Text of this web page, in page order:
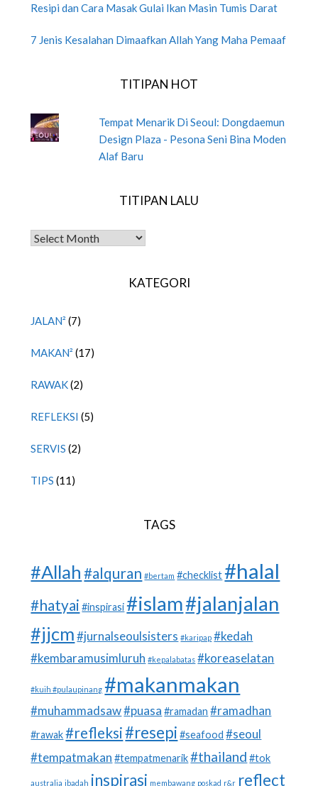
Resipi dan Cara Masak Gulai Ikan Masin Tumis Darat
7 Jenis Kesalahan Dimaafkan Allah Yang Maha Pemaaf
TITIPAN HOT
Tempat Menarik Di Seoul: Dongdaemun
Design Plaza - Pesona Seni Bina Moden
Alaf Baru
TITIPAN LALU
TITIPAN LALU
KATEGORI
JALAN² (7)
MAKAN² (17)
RAWAK(2)
REFLEKSI (5)
SERVIS (2)
TIPS (11)
TAGS
#Allah #alquran #bertam #checklist #halal
#hatyai #inspirasi #islam#jalanjalan
#jjcm #jurnalseoulsisters #karipap #kedah
#kembaramusimluruh #kepalabatas #koreaselatan
#kuih #pulaupinang #makanmakan
#muhammadsaw#puasa #ramadan #ramadhan
#rawak #refleksi#resepi #seafood #seoul
#tempatmakan #tempatmenarik #thailand #tok
australia ibadah inspirasi membawang poskad r&r reflect